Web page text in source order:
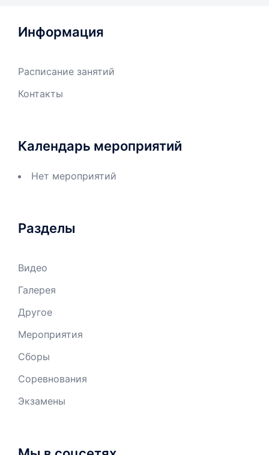
Информация
Расписание занятий
Контакты
Календарь мероприятий
Нет мероприятий
Разделы
Видео
Галерея
Другое
Мероприятия
Сборы
Соревнования
Экзамены